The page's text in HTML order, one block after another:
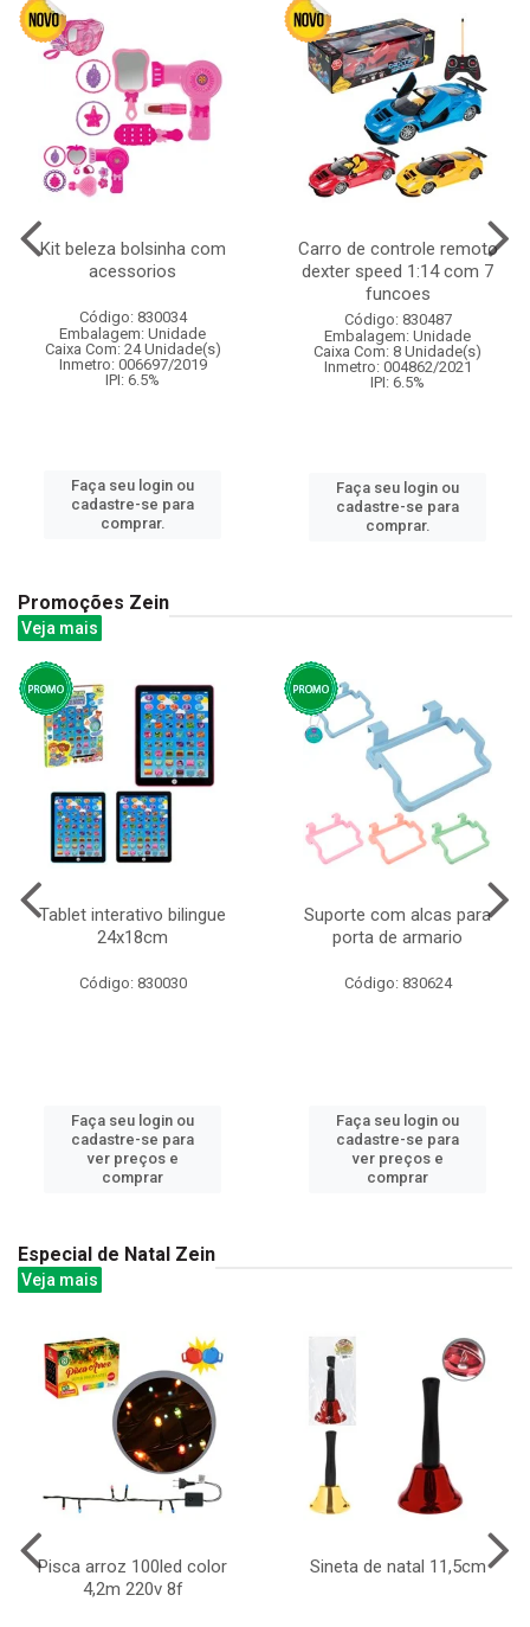
Kit beleza bolsinha com
acessorios
Código: 830034
Embalagem: Unidade
Caixa Com: 24 Unidade(s)
Inmetro: 006697/2019
IPI: 6.5%
Faça seu login ou
cadastre-se para
comprar.
Carro de controle remoto
dexter speed 1:14 com 7
funcoes
Código: 830487
Embalagem: Unidade
Caixa Com: 8 Unidade(s)
Inmetro: 004862/2021
IPI: 6.5%
Faça seu login ou
cadastre-se para
comprar.
Promoções Zein
Veja mais
Tablet interativo bilingue
24x18cm
Código: 830030
Faça seu login ou
cadastre-se para
ver preços e
comprar
Suporte com alcas para
porta de armario
Código: 830624
Faça seu login ou
cadastre-se para
ver preços e
comprar
Especial de Natal Zein
Veja mais
Pisca arroz 100led color
4,2m 220v 8f
Sineta de natal 11,5cm